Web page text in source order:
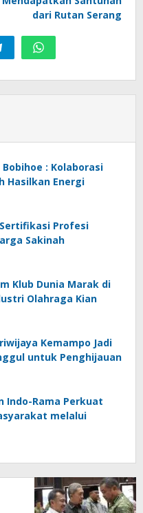
dari Rutan Serang
: Kolaborasi
Hasilkan Energi
Sertifikasi Profesi
Sakinah
Klub Dunia Marak di
Olahraga Kian
Kemampo Jadi
untuk Penghijauan
Indo-Rama Perkuat
melalui